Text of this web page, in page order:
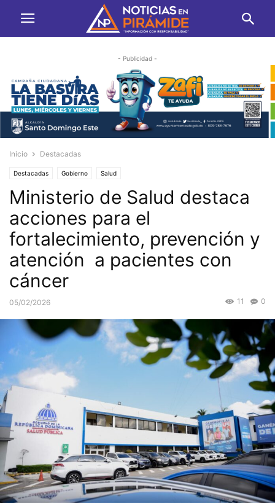
- Publicidad -
Inicio Destacadas
Destacadas Gobierno Salud
Ministerio de Salud destaca
acciones para el
fortalecimiento, prevención y
atención a pacientes con
cáncer
05/02/2026 0
11